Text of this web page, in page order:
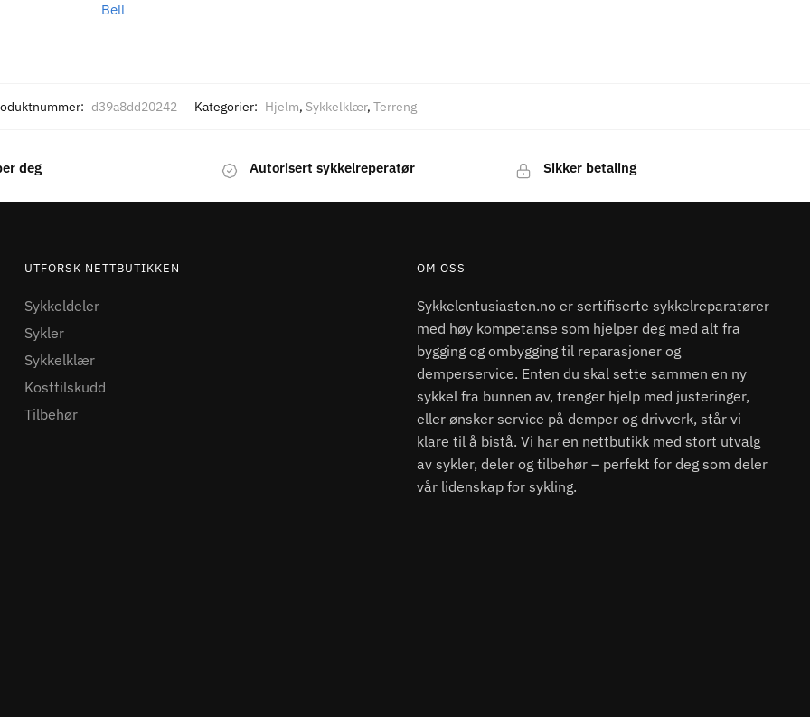
Bell
d39a8dd20242 Kategorier: Hjelm, Sykkelklær, Terreng
deg Autorisert sykkelreperatør Sikker betaling
UTFORSK NETTBUTIKKEN
Sykkeldeler
Sykler
Sykkelklær
Kosttilskudd
Tilbehør
OM OSS
Sykkelentusiasten.no er sertifiserte sykkelreparatører
med høy kompetanse som hjelper deg med alt fra
bygging og ombygging til reparasjoner og
demperservice. Enten du skal sette sammen en ny
sykkel fra bunnen av, trenger hjelp med justeringer,
eller ønsker service på demper og drivverk, står vi
klare til å bistå. Vi har en nettbutikk med stort utvalg
av sykler, deler og tilbehør – perfekt for deg som deler
vår lidenskap for sykling.